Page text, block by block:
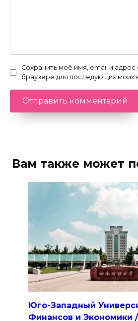
Сохранить моё имя, email и адрес
браузере для последующих моих
Вам также может
Юго-Западный
Финансов и Экономики